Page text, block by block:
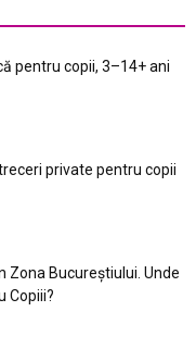
pentru copii, 3–14+ ani
private pentru copii
Zona Bucureştiului. Unde
Copiii?